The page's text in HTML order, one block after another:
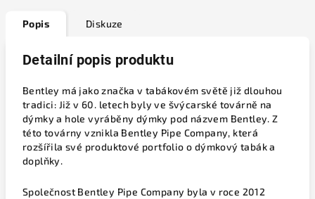
Popis Diskuze
Detailní popis produktu
Bentley má jako značka v tabákovém světě již dlouhou
tradici: Již v 60. letech byly ve švýcarské továrně na
dýmky a hole vyráběny dýmky pod názvem Bentley. Z
této továrny vznikla Bentley Pipe Company, která
rozšířila své produktové portfolio o dýmkový tabák a
doplňky.
Společnost Bentley Pipe Company byla v roce 2012